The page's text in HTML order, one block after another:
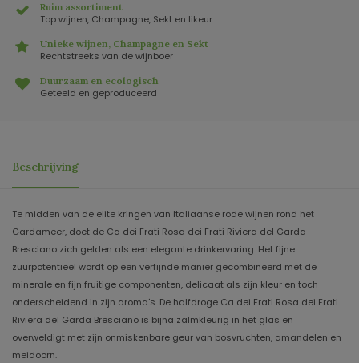
Ruim assortiment
Top wijnen, Champagne, Sekt en likeur
Unieke wijnen, Champagne en Sekt
Rechtstreeks van de wijnboer
Duurzaam en ecologisch
Geteeld en geproduceerd
Beschrijving
Te midden van de elite kringen van Italiaanse rode wijnen rond het
Gardameer, doet de Ca dei Frati Rosa dei Frati Riviera del Garda
Bresciano zich gelden als een elegante drinkervaring. Het fijne
zuurpotentieel wordt op een verfijnde manier gecombineerd met de
minerale en fijn fruitige componenten, delicaat als zijn kleur en toch
onderscheidend in zijn aroma's. De halfdroge Ca dei Frati Rosa dei Frati
Riviera del Garda Bresciano is bijna zalmkleurig in het glas en
overweldigt met zijn onmiskenbare geur van bosvruchten, amandelen en
meidoorn.